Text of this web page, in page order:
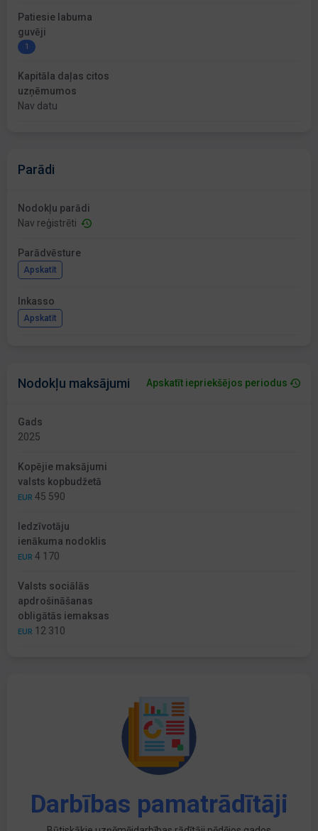
Patiesie labuma
guvēji
1
Kapitāla daļas citos
uzņēmumos
Nav datu
Parādi
Nodokļu parādi
Nav reģistrēti
Parādvēsture
Apskatīt
Inkasso
Apskatīt
Nodokļu maksājumi Apskatīt iepriekšējos periodus
Gads
2025
Kopējie maksājumi
valsts kopbudžetā
EUR 45 590
Iedzīvotāju
ienākuma nodoklis
EUR 4 170
Valsts sociālās
apdrošināšanas
obligātās iemaksas
EUR 12 310
Darbības pamatrādītāji